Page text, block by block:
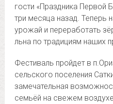
гости «Праздника Первой
три месяца назад. Теперь
урожай и переработать
льна по традициям наших
Фестиваль пройдет в
сельского поселения
замечательная
семьёй на свежем